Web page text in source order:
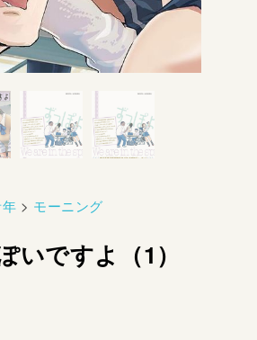
> モーニング
いですよ（1）